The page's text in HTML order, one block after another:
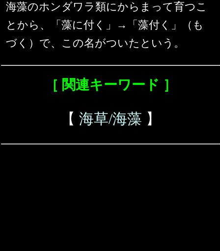
海藻のホンダワラ類にからまって育つこ
とから、「藻に付く」→「藻付く」（も
づく）で、この名がついたという。
［ 関連キーワード ］
【 海草/海藻 】